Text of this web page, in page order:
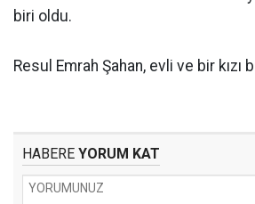
biri oldu.
Resul Emrah Şahan, evli ve bir kızı
HABERE YORUM KAT